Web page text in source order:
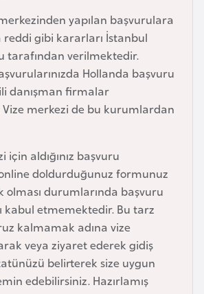
yapılan başvurulara
reddi gibi kararları İstanbul
tarafından verilmektedir.
Hollanda başvuru
danışman firmalar
merkezi de bu kurumlardan
için aldığınız başvuru
doldurduğunuz formunuz
olması durumlarında başvuru
kabul etmemektedir. Bu tarz
kalmamak adına vize
veya ziyaret ederek gidiş
belirterek size uygun
edebilirsiniz. Hazırlamış